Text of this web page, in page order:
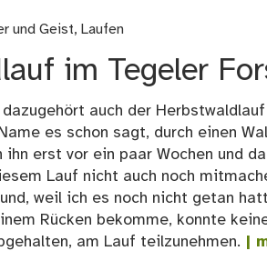
und Geist, Laufen
im Tegeler
auch der
es schon sagt, durch einen
erst vor ein paar Wochen und
Lauf nicht auch noch
weil ich es noch nicht getan
Rücken bekomme, konnte
am Lauf teilzunehmen. |